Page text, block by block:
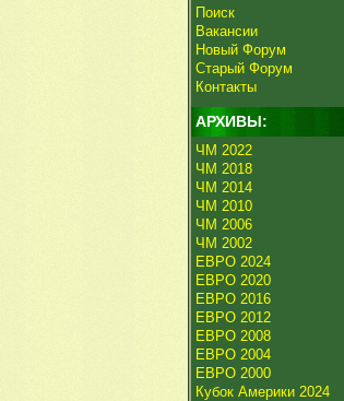
Поиск
Вакансии
Новый Форум
Старый Форум
Контакты
АРХИВЫ:
ЧМ 2022
ЧМ 2018
ЧМ 2014
ЧМ 2010
ЧМ 2006
ЧМ 2002
ЕВРО 2024
ЕВРО 2020
ЕВРО 2016
ЕВРО 2012
ЕВРО 2008
ЕВРО 2004
ЕВРО 2000
Кубок Америки 2024